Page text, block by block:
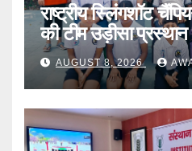
राष्ट्रीय स्लिंगशॉट
की टीम उड़ीसा प्रस्थान
AUGUST 8, 2026